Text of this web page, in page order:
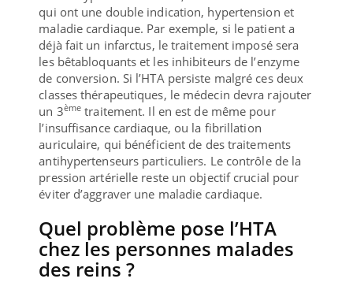
qui ont une double indication, hypertension et
maladie cardiaque. Par exemple, si le patient a
déjà fait un infarctus, le traitement imposé sera
les bêtabloquants et les inhibiteurs de l’enzyme
de conversion. Si l’HTA persiste malgré ces deux
classes thérapeutiques, le médecin devra rajouter
un 3ème traitement. Il en est de même pour
l’insuffisance cardiaque, ou la fibrillation
auriculaire, qui bénéficient de des traitements
antihypertenseurs particuliers. Le contrôle de la
pression artérielle reste un objectif crucial pour
éviter d’aggraver une maladie cardiaque.
Quel problème pose l’HTA
chez les personnes malades
des reins ?